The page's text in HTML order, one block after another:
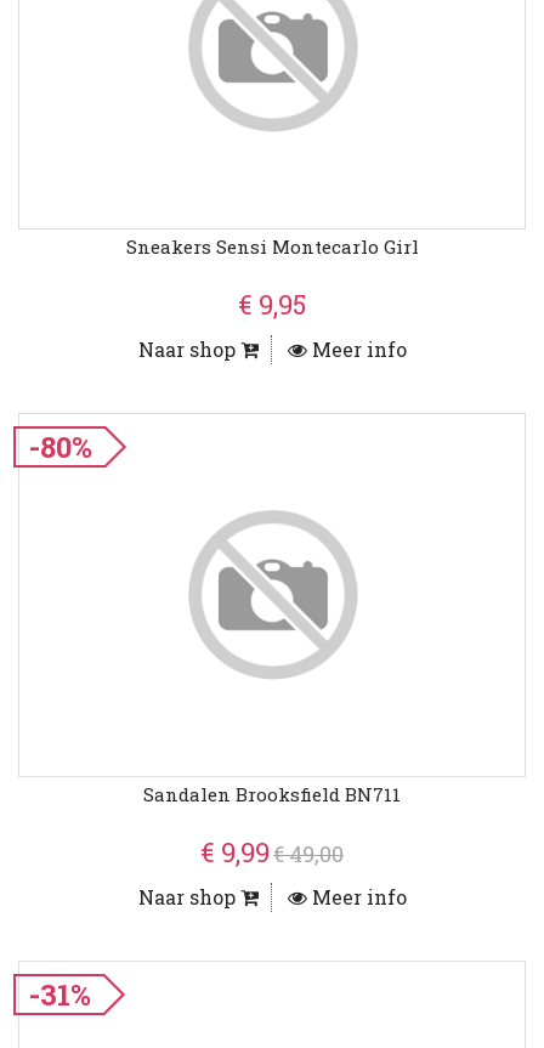
Sneakers Sensi Montecarlo Girl
€ 9,95
Naar shop Meer info
-80%
Sandalen Brooksfield BN711
€ 9,99€ 49,00
Naar shop Meer info
-31%